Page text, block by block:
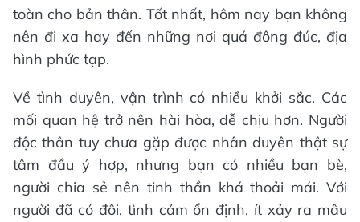
toàn cho bản thân. Tốt nhất, hôm nay bạn không
nên đi xa hay đến những nơi quá đông đúc, địa
hình phức tạp.
Về tình duyên, vận trình có nhiều khởi sắc. Các
mối quan hệ trở nên hài hòa, dễ chịu hơn. Người
độc thân tuy chưa gặp được nhân duyên thật sự
tâm đầu ý hợp, nhưng bạn có nhiều bạn bè,
người chia sẻ nên tinh thần khá thoải mái. Với
người đã có đôi, tình cảm ổn định, ít xảy ra mâu